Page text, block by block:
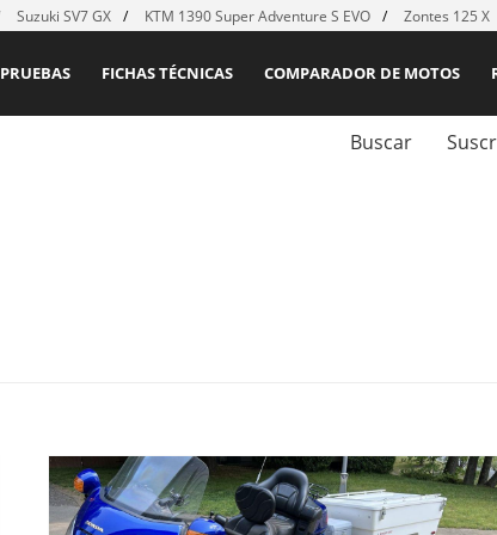
Suzuki SV7 GX KTM 1390 Super Adventure S EVO Zontes 125 X
COMPARADOR DE MOTOS
FICHAS TÉCNICAS
PRUEBAS
Buscar